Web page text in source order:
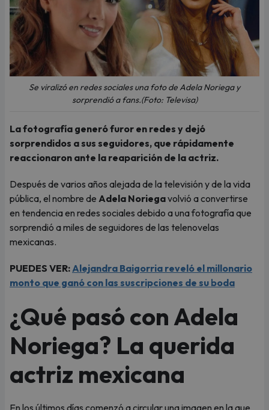
Se viralizó en redes sociales una foto de Adela Noriega y
sorprendió a fans.(Foto: Televisa)
La fotografía generó furor en redes y dejó
sorprendidos a sus seguidores, que rápidamente
reaccionaron ante la reaparición de la actriz.
Después de varios años alejada de la televisión y de la vida
pública, el nombre de Adela Noriegavolvió a convertirse
en tendencia en redes sociales debido a una fotografía que
sorprendió a miles de seguidores de las telenovelas
mexicanas.
PUEDES VER:Alejandra Baigorria reveló el millonario
monto que ganó con las suscripciones de su boda
¿Qué pasó con Adela
Noriega? La querida
actriz mexicana
En los últimos días comenzó a circular una imagen en la que